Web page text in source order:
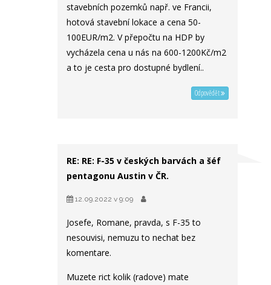
stavebních pozemků např. ve Francii,
hotová stavební lokace a cena 50-
100EUR/m2. V přepočtu na HDP by
vycházela cena u nás na 600-1200Kč/m2
a to je cesta pro dostupné bydlení..
Odpovědět
RE: RE: F-35 v českých barvách a šéf
pentagonu Austin v ČR.
12.09.2022 v 9:09
Josefe, Romane, pravda, s F-35 to
nesouvisi, nemuzu to nechat bez
komentare.
Muzete rict kolik (radove) mate